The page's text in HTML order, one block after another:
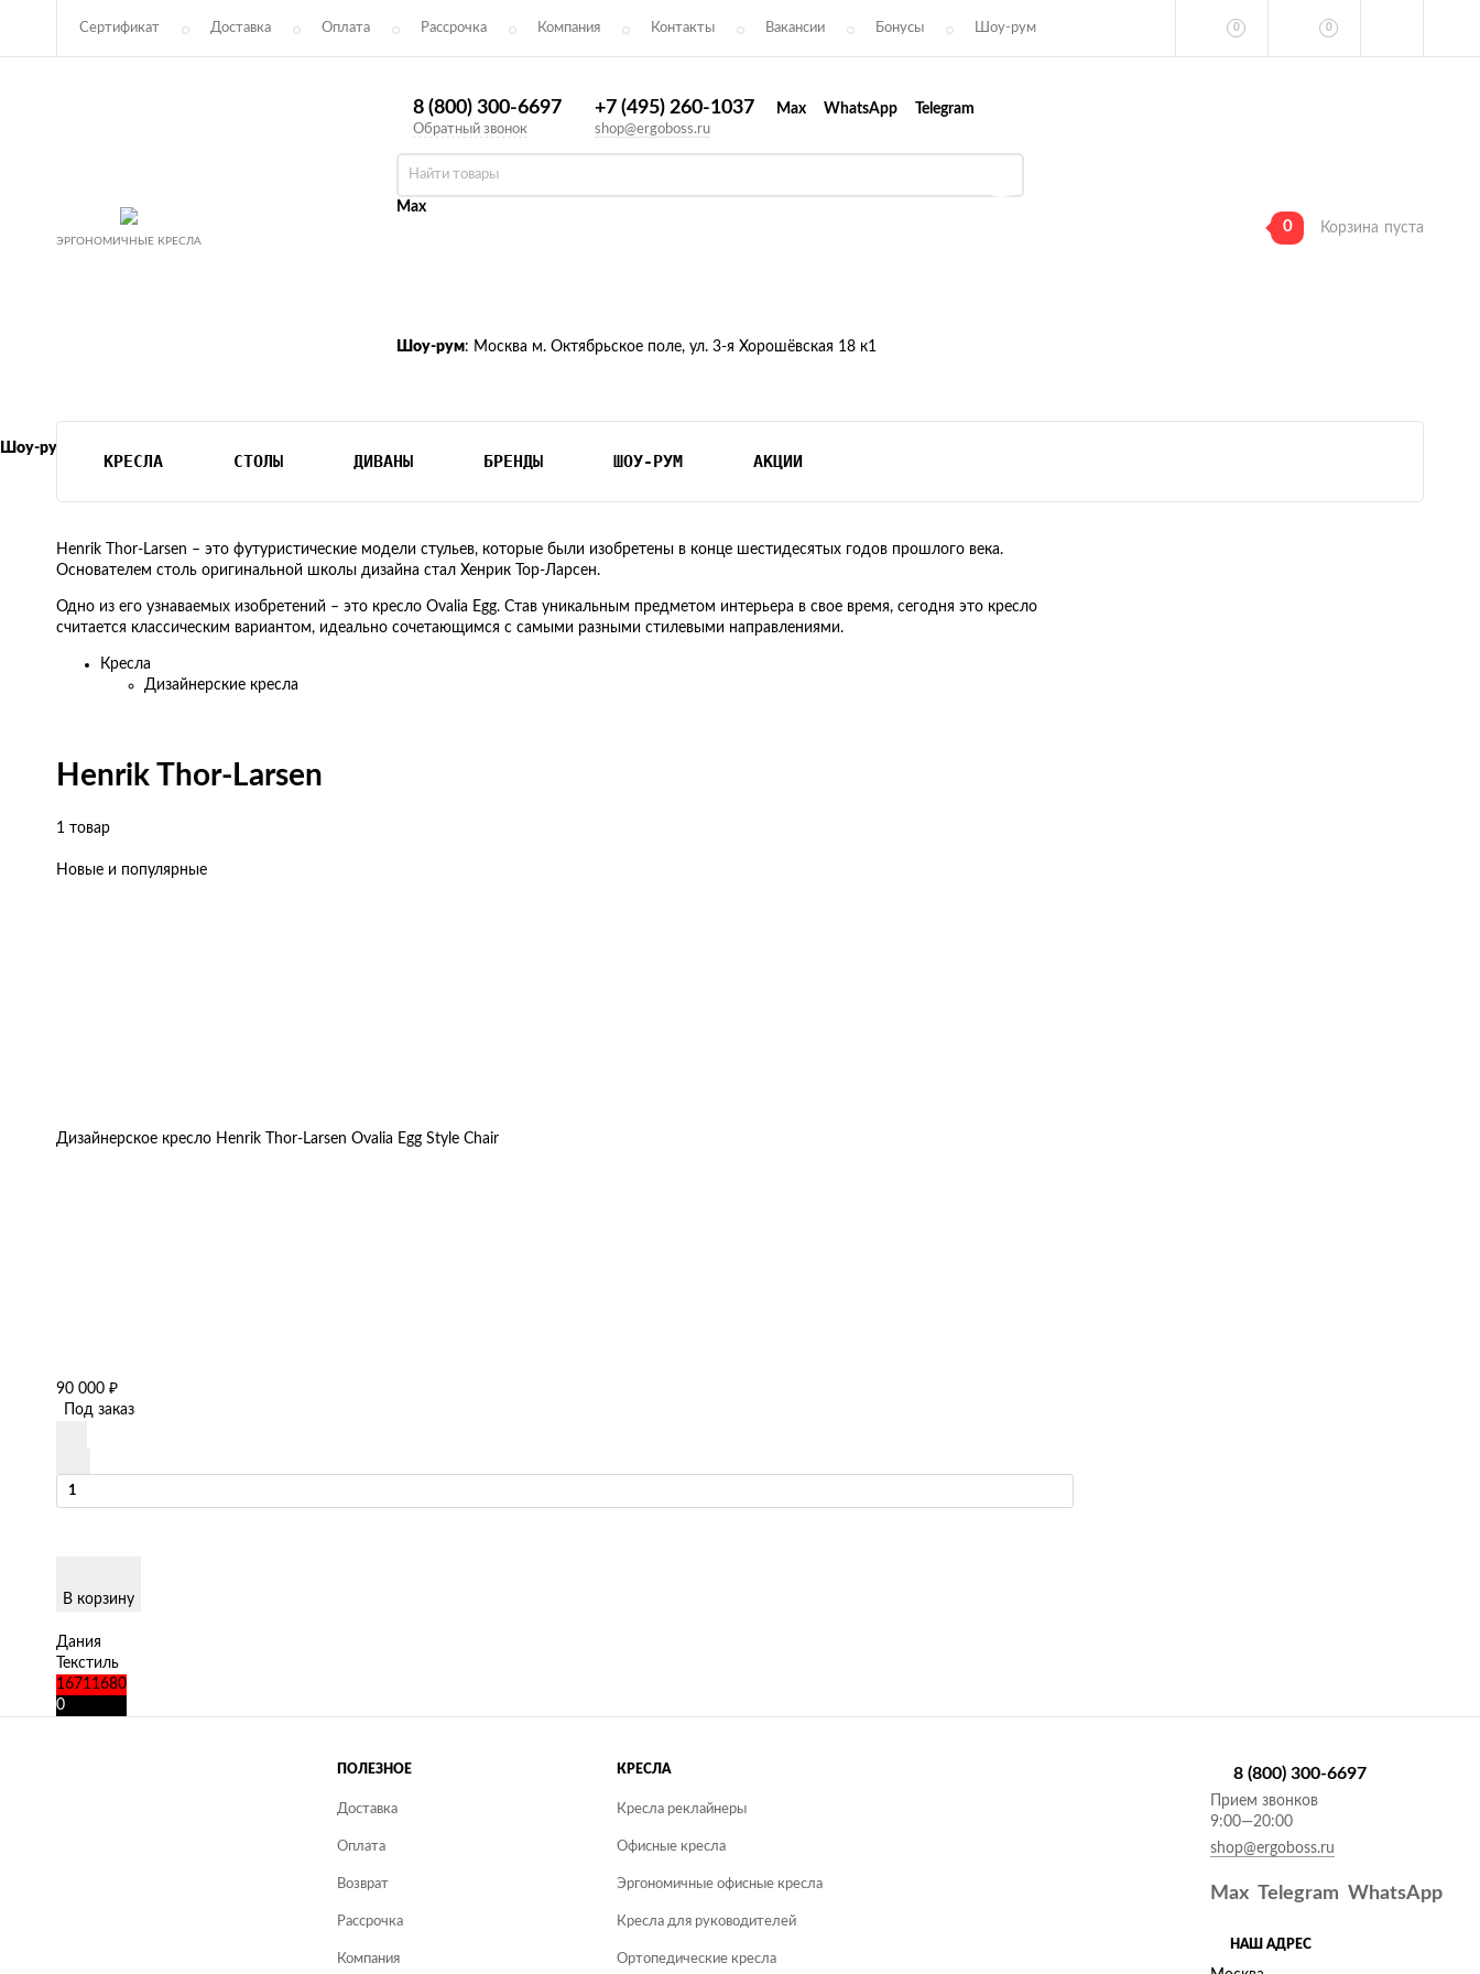
Сертификат Доставка Оплата Рассрочка Компания Контакты Вакансии Бонусы Шоу-рум 0 0
ЭРГОНОМИЧНЫЕ КРЕСЛА
8 (800) 300-6697
Обратный звонок
+7 (495) 260-1037 Max WhatsApp Telegram
shop@ergoboss.ru
Max
Шоу-рум: Москва м. Октябрьское поле, ул. 3-я Хорошёвская 18 к1
0 Корзина пуста
Шоу-рум
КРЕСЛА СТОЛЫ ДИВАНЫ БРЕНДЫ ШОУ-РУМ АКЦИИ
Henrik Thor-Larsen – это футуристические модели стульев, которые были изобретены в конце шестидесятых годов прошлого века.
Основателем столь оригинальной школы дизайна стал Хенрик Тор-Ларсен.
Одно из его узнаваемых изобретений – это кресло Ovalia Egg. Став уникальным предметом интерьера в свое время, сегодня это кресло
считается классическим вариантом, идеально сочетающимся с самыми разными стилевыми направлениями.
Кресла
Дизайнерские кресла
Henrik Thor-Larsen
1 товар
Новые и популярные
Дизайнерское кресло Henrik Thor-Larsen Ovalia Egg Style Chair
90 000 ₽
Под заказ
В корзину
Дания
Текстиль
16711680
0
ПОЛЕЗНОЕ
Доставка
Оплата
Возврат
Рассрочка
Компания
КРЕСЛА
Кресла реклайнеры
Офисные кресла
Эргономичные офисные кресла
Кресла для руководителей
Ортопедические кресла
НАШ АДРЕС
8 (800) 300-6697
Прием звонков
9:00—20:00
shop@ergoboss.ru
Max Telegram WhatsApp